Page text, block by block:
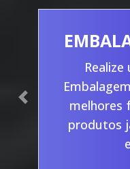
melhores
produtos
Previous